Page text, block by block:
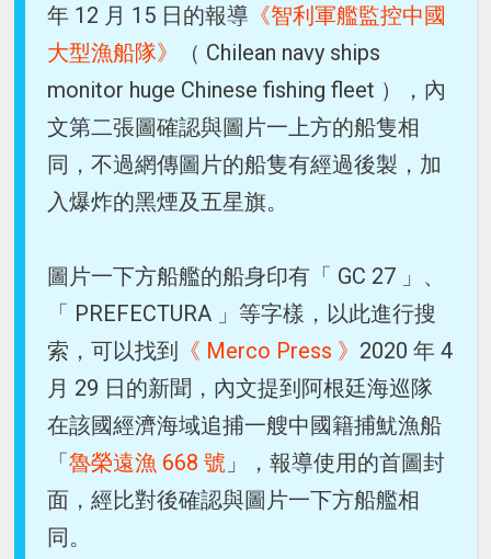
年 12 月 15 日的報導 《智利軍艦監控中國
大型漁船隊》
（ Chilean navy ships
monitor huge Chinese fishing fleet ），內
文第二張圖確認與圖片一上方的船隻相
同，不過網傳圖片的船隻有經過後製，加
入爆炸的黑煙及五星旗。
圖片一下方船艦的船身印有「 GC 27 」、
「 PREFECTURA 」等字樣，以此進行搜
索，可以找到
《 Merco Press 》 2020 年 4
月 29 日的新聞，內文提到阿根廷海巡隊
在該國經濟海域追捕一艘中國籍捕魷漁船
「魯榮遠漁 668 號 」，報導使用的首圖封
面，經比對後確認與圖片一下方船艦相
同。